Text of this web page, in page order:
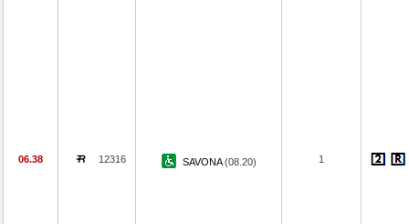
06.38 12316 SAVONA(08.20) 1